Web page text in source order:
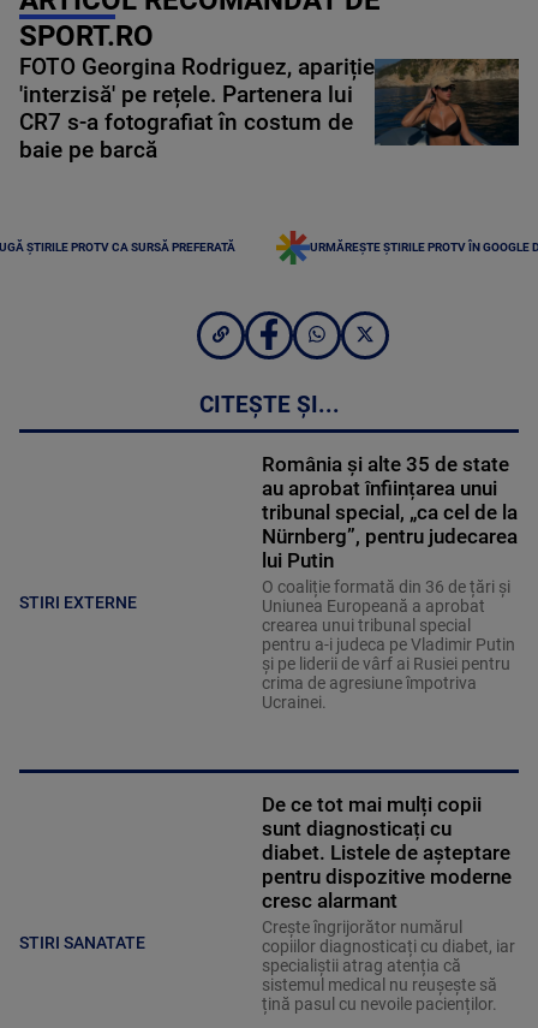
SPORT.RO
FOTO Georgina Rodriguez, apariție
'interzisă' pe rețele. Partenera lui
CR7 s-a fotografiat în costum de
baie pe barcă
ȘTIRILE PROTV CA SURSĂ PREFERATĂ URMĂREȘTE ȘTIRILE PROTV ÎN GOOGLE
CITEȘTE ȘI...
STIRI EXTERNE
România și alte 35 de state
au aprobat înființarea unui
tribunal special, „ca cel de la
Nürnberg”, pentru judecarea
lui Putin
O coaliție formată din 36 de țări și
Uniunea Europeană a aprobat
crearea unui tribunal special
pentru a-i judeca pe Vladimir Putin
și pe liderii de vârf ai Rusiei pentru
crima de agresiune împotriva
Ucrainei.
STIRI SANATATE
De ce tot mai mulți copii
sunt diagnosticați cu
diabet. Listele de așteptare
pentru dispozitive moderne
cresc alarmant
Crește îngrijorător numărul
copiilor diagnosticați cu diabet, iar
specialiștii atrag atenția că
sistemul medical nu reușește să
țină pasul cu nevoile pacienților.